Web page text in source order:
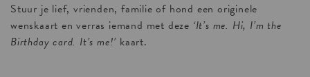
Stuur je lief, vrienden, familie of hond een originele
wenskaart en verras iemand met deze ‘It’s me. Hi, I’m the
Birthday card. It’s me!’ kaart.